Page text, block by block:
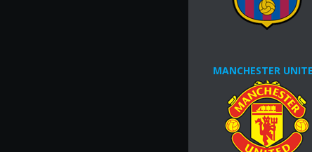
MANCHESTER